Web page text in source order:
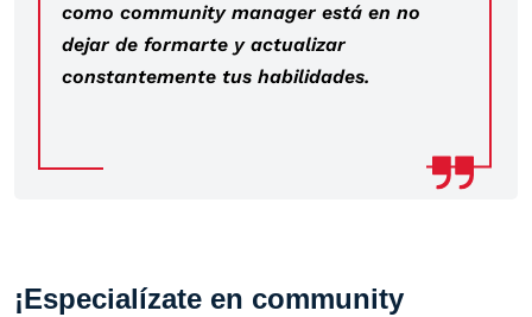
como community manager está en no
dejar de formarte y actualizar
constantemente tus habilidades.
¡Especialízate en community